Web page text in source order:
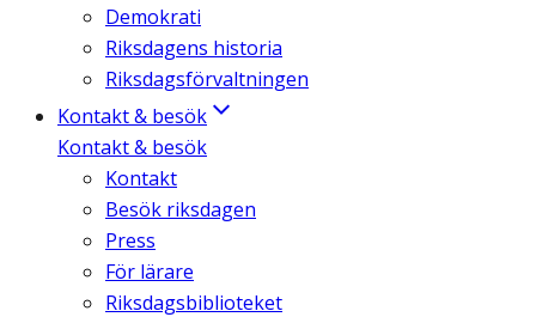
Demokrati
Riksdagens historia
Riksdagsförvaltningen
Kontakt & besök
Kontakt & besök
Kontakt
Besök riksdagen
Press
För lärare
Riksdagsbiblioteket